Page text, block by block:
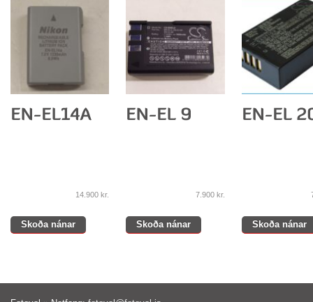
14.900kr.
Skoða nánar
7.900 kr.
Skoða nánar Skoða nánar